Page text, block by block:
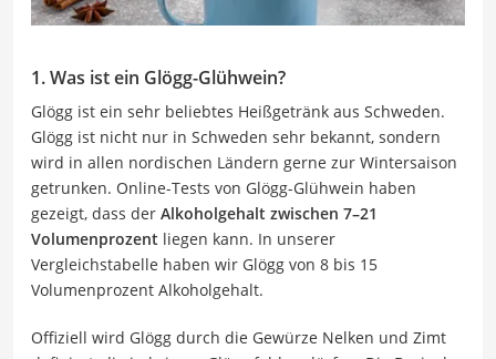
1. Was ist ein Glögg-Glühwein?
Glögg ist ein sehr beliebtes Heißgetränk aus Schweden.
Glögg ist nicht nur in Schweden sehr bekannt, sondern
wird in allen nordischen Ländern gerne zur Wintersaison
getrunken. Online-Tests von Glögg-Glühwein haben
gezeigt, dass der Alkoholgehalt zwischen 7–21
Volumenprozent liegen kann. In unserer
Vergleichstabelle haben wir Glögg von 8 bis 15
Volumenprozent Alkoholgehalt.
Offiziell wird Glögg durch die Gewürze Nelken und Zimt